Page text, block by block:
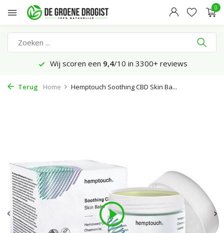
0
Wij scoren een 9,4/10 in 3300+ reviews
Terug Home Hemptouch Soothing CBD Skin Ba...